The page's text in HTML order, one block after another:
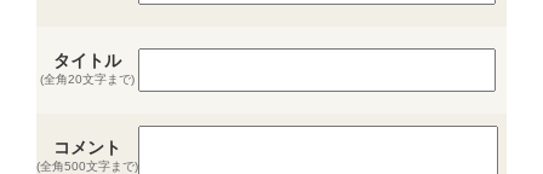
タイトル
(全角20文字まで)
コメント
(全角500文字まで)